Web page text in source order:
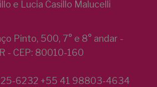
e Lucia Casillo Malucelli
Pinto, 500, 7° e 8° andar -
- CEP: 80010-160
6232 +55 41 98803-4634